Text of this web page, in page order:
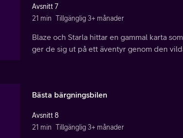
Avsnitt 7
21 min Tillgänglig 3+ månader
Blaze och Starla hittar en gammal karta
ger de sig ut på ett äventyr genom den
Bästa bärgningsbilen
Avsnitt 8
21 min Tillgänglig 3+ månader